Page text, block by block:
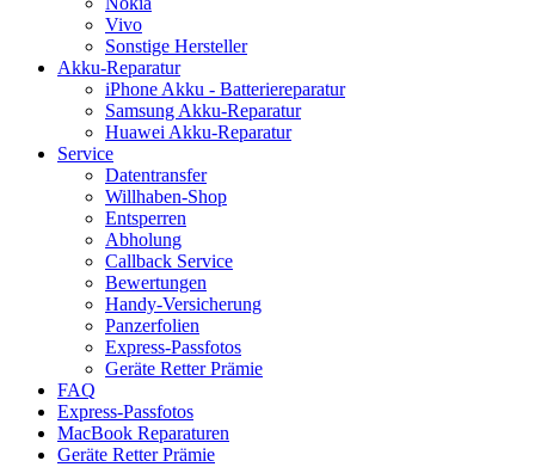
Vivo
Sonstige Hersteller
Akku-Reparatur
iPhone Akku - Batteriereparatur
Samsung Akku-Reparatur
Huawei Akku-Reparatur
Service
Datentransfer
Willhaben-Shop
Entsperren
Abholung
Callback Service
Bewertungen
Handy-Versicherung
Panzerfolien
Express-Passfotos
Geräte Retter Prämie
FAQ
Express-Passfotos
MacBook Reparaturen
Geräte Retter Prämie